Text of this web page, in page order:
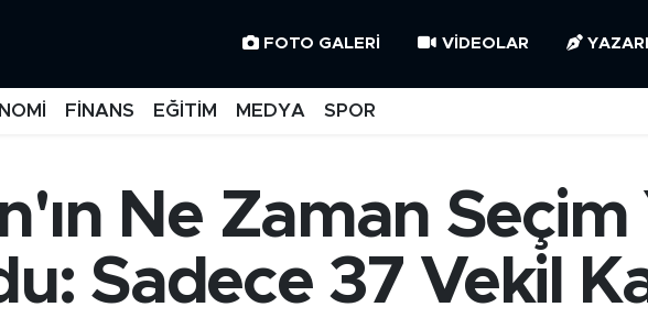
FOTO GALERI VIDEOLAR
FİNANS EĞİTİM MEDYA SPOR
Ne Zaman Seçim
Sadece 37 Vekil